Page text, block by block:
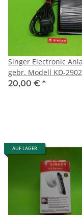
Singer Electronic Anlasser
gebr. Modell KD-2902
20,00 € *
AUF LAGER